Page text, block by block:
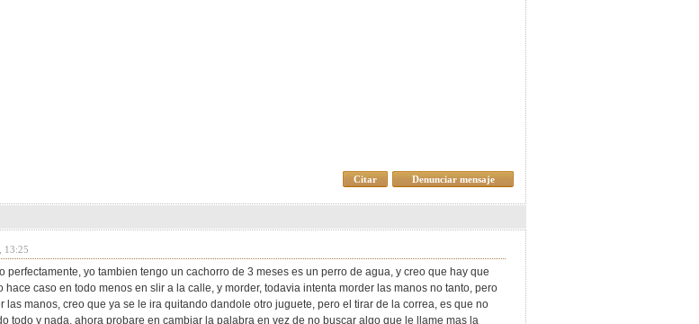
Denunciar mensaje
Citar
13:25
perfectamente, yo tambien tengo un cachorro de 3 meses es un perro de agua, y creo que hay que
caso en todo menos en slir a la calle, y morder, todavia intenta morder las manos no tanto, pero
las manos, creo que ya se le ira quitando dandole otro juguete, pero el tirar de la correa, es que no
todo y nada, ahora probare en cambiar la palabra en vez de no buscar algo que le llame mas la